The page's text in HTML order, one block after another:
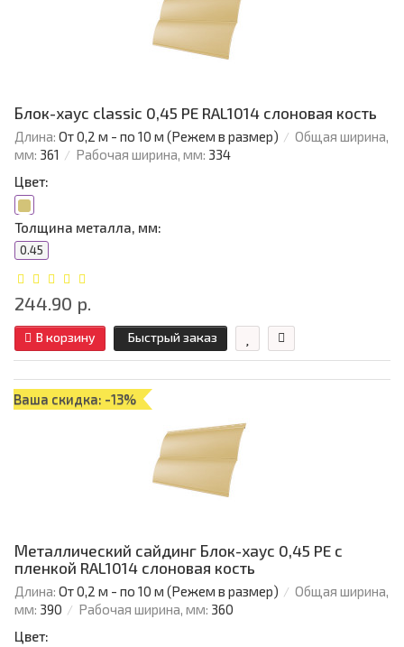
Блок-хаус classic 0,45 PE RAL1014 слоновая кость
Длина: От 0,2 м - по 10 м (Режем в размер)
Общая ширина,
мм: 361 Рабочая ширина, мм: 334
Цвет:
Толщина металла, мм:
0.45
244.90 р.
В корзину Быстрый заказ
Ваша скидка: -13%
Металлический сайдинг Блок-хаус 0,45 PE с
пленкой RAL1014 слоновая кость
Длина: От 0,2 м - по 10 м (Режем в размер)
Общая ширина,
мм: 390 Рабочая ширина, мм: 360
Цвет: